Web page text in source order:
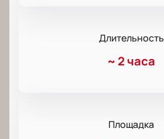
Длительность
~ 2 часа
Площадка